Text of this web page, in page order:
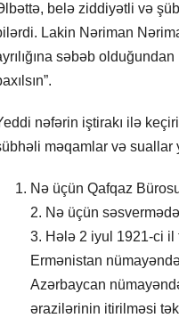
belə ziddiyətli və
Lakin Nəriman
səbəb
nəfərin iştirakı ilə
məqamlar və suallar
Nə üçün Qafqaz
2. Nə üçün
3. Hələ 2 iyul 1921-ci il
Ermənistan
Azərbaycan
ərazilərinin itirilməsi